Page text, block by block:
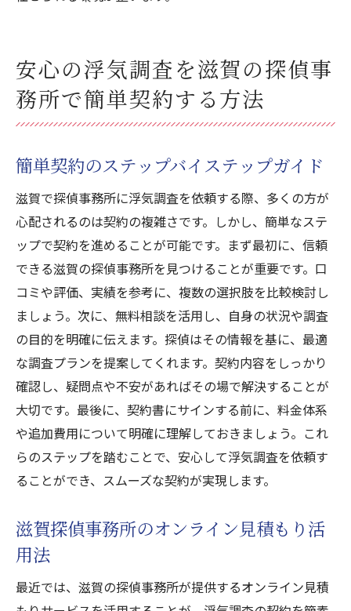
安心の浮気調査を滋賀の探偵事
務所で簡単契約する方法
簡単契約のステップバイステップガイド
滋賀で探偵事務所に浮気調査を依頼する際、多くの方が
心配されるのは契約の複雑さです。しかし、簡単なステ
ップで契約を進めることが可能です。まず最初に、信頼
できる滋賀の探偵事務所を見つけることが重要です。口
コミや評価、実績を参考に、複数の選択肢を比較検討し
ましょう。次に、無料相談を活用し、自身の状況や調査
の目的を明確に伝えます。探偵はその情報を基に、最適
な調査プランを提案してくれます。契約内容をしっかり
確認し、疑問点や不安があればその場で解決することが
大切です。最後に、契約書にサインする前に、料金体系
や追加費用について明確に理解しておきましょう。これ
らのステップを踏むことで、安心して浮気調査を依頼す
ることができ、スムーズな契約が実現します。
滋賀探偵事務所のオンライン見積もり活
用法
最近では、滋賀の探偵事務所が提供するオンライン見積